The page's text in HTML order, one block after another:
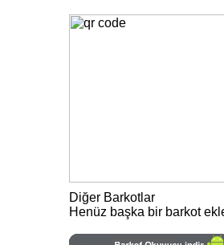
Diğer Barkotlar
Henüz başka bir barkot